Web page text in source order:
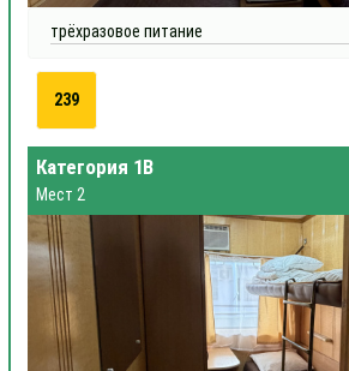
трёхразовое питание
239
Категория 1В
Мест 2